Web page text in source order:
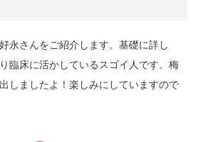
永さんをご紹介します。基礎に詳し
臨床に活かしているスゴイ人です。梅
しましたよ！楽しみにしていますので